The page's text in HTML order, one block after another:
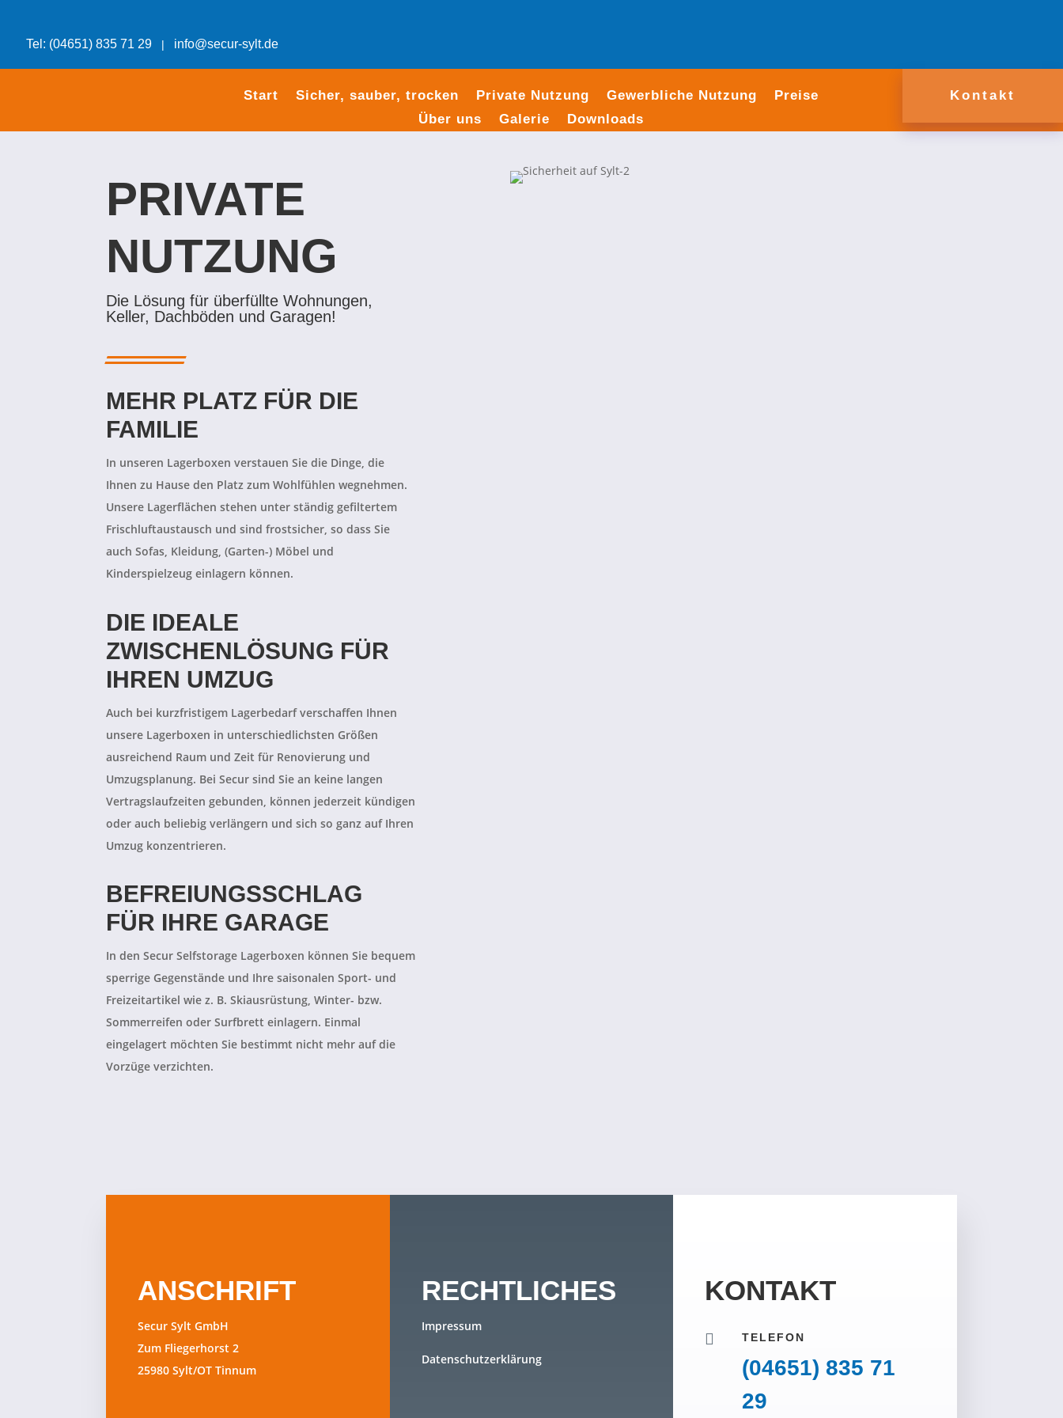
Tel: (04651) 835 71 29 | info@secur-sylt.de
Start Sicher, sauber, trocken Private Nutzung Gewerbliche Nutzung
Preise
Über uns
Galerie Downloads
Kontakt
PRIVATE
NUTZUNG
Die Lösung für überfüllte Wohnungen,
Keller, Dachböden und Garagen!
MEHR PLATZ FÜR DIE
FAMILIE
In unseren Lagerboxen verstauen Sie die Dinge, die
Ihnen zu Hause den Platz zum Wohlfühlen wegnehmen.
Unsere Lagerflächen stehen unter ständig gefiltertem
Frischluftaustausch und sind frostsicher, so dass Sie
auch Sofas, Kleidung, (Garten-) Möbel und
Kinderspielzeug einlagern können.
DIE IDEALE
ZWISCHENLÖSUNG FÜR
IHREN UMZUG
Auch bei kurzfristigem Lagerbedarf verschaffen Ihnen
unsere Lagerboxen in unterschiedlichsten Größen
ausreichend Raum und Zeit für Renovierung und
Umzugsplanung. Bei Secur sind Sie an keine langen
Vertragslaufzeiten gebunden, können jederzeit kündigen
oder auch beliebig verlängern und sich so ganz auf Ihren
Umzug konzentrieren.
BEFREIUNGSSCHLAG
FÜR IHRE GARAGE
In den Secur Selfstorage Lagerboxen können Sie bequem
sperrige Gegenstände und Ihre saisonalen Sport- und
Freizeitartikel wie z. B. Skiausrüstung, Winter- bzw.
Sommerreifen oder Surfbrett einlagern. Einmal
eingelagert möchten Sie bestimmt nicht mehr auf die
Vorzüge verzichten.
ANSCHRIFT
Secur Sylt GmbH
Zum Fliegerhorst 2
25980 Sylt/OT Tinnum
RECHTLICHES
Impressum
Datenschutzerklärung
KONTAKT
 TELEFON
(04651) 835 71
29